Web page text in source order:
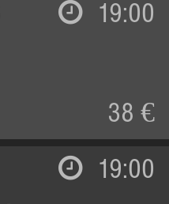
19:00
38 €
19:00